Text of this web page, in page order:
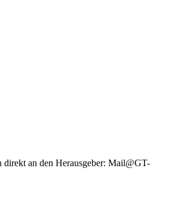
an den Herausgeber: Mail@GT-